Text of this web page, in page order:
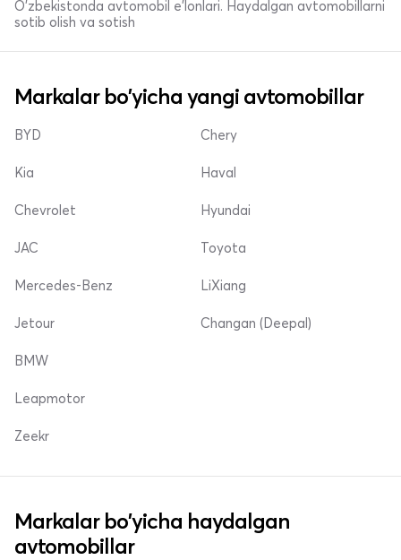
O'zbekistonda avtomobil e’lonlari. Haydalgan avtomobillarni
sotib olish va sotish
Markalar bo'yicha yangi avtomobillar
BYD
Kia
Chevrolet
Chery
Haval
Hyundai
JAC
Mercedes-Benz
Jetour
Toyota
LiXiang
Changan (Deepal)
BMW
Leapmotor
Zeekr
Markalar bo'yicha haydalgan
avtomobillar